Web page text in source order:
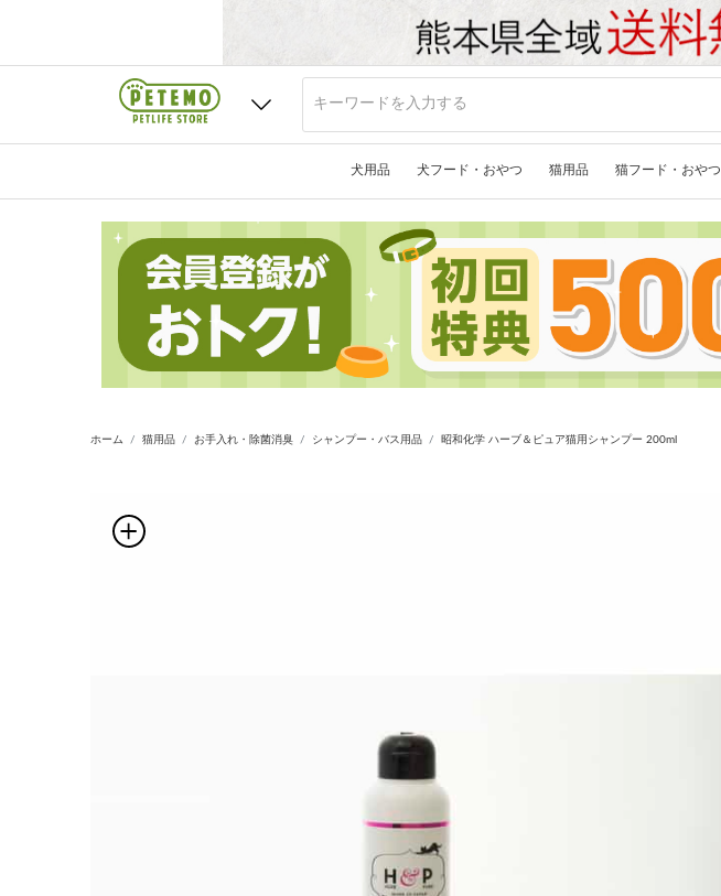
犬用品 犬フード・おやつ 猫用品 猫フード・おやつ
ホーム 猫用品 お手入れ・除菌消臭 シャンプー・バス用品 昭和化学 ハーブ＆ピュア猫用シャンプー 200ml